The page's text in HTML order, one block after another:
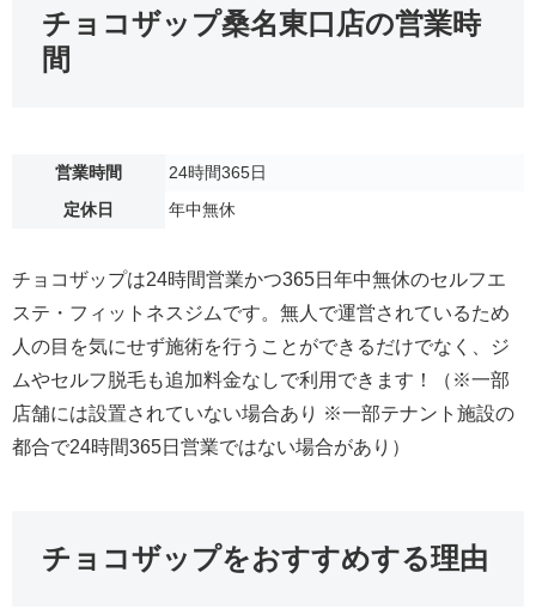
チョコザップ桑名東口店の営業時
間
営業時間
24時間365日
定休日
年中無休
チョコザップは24時間営業かつ365日年中無休のセルフエ
ステ・フィットネスジムです。無人で運営されているため
人の目を気にせず施術を行うことができるだけでなく、ジ
ムやセルフ脱毛も追加料金なしで利用できます！（※一部
店舗には設置されていない場合あり ※一部テナント施設の
都合で24時間365日営業ではない場合があり）
チョコザップをおすすめする理由